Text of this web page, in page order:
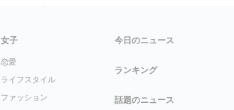
女子
恋愛
ライフスタイル
ファッション
今日のニュース
ランキング
話題のニュース